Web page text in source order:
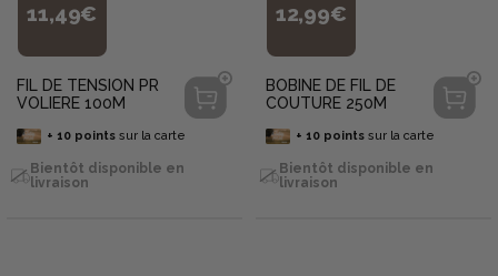
11,49€
FIL DE TENSION PR
VOLIERE 100M
+ 10pointssur la carte
Bientôt disponible en
livraison
12,99€
BOBINE DE FIL DE
COUTURE 250M
+ 10pointssur la carte
Bientôt disponible en
livraison